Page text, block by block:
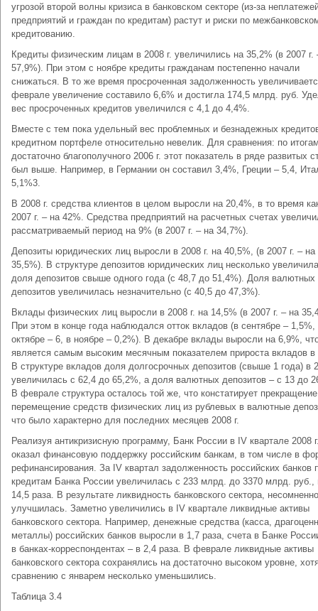
угрозой второй волны кризиса в банковском секторе (из-за
предприятий и граждан по кредитам) растут и риски по
кредитованию.
Кредиты физическим лицам в 2008 г. увеличились на 35,2% (в 2007 г.
57,9%). При этом с ноябре кредиты гражданам постепенно начали
снижаться. В то же время просроченная задолженность
феврале увеличение составило 6,6% и достигла 174,5 млрд. руб.
вес просроченных кредитов увеличился с 4,1 до 4,4%.
Вместе с тем пока удельный вес проблемных и безнадежных
кредитном портфеле относительно невелик. Для сравнения: по
достаточно благополучного 2006 г. этот показатель в ряде развитых
был выше. Например, в Германии он составил 3,4%, Греции – 5,4,
5,1%3.
В 2008 г. средства клиентов в целом выросли на 20,4%, в то время
2007 г. – на 42%. Средства предприятий на расчетных счетах
рассматриваемый период на 9% (в 2007 г. – на 34,7%).
Депозиты юридических лиц выросли в 2008 г. на 40,5%, (в 2007 г. – на
35,5%). В структуре депозитов юридических лиц несколько
доля депозитов свыше одного года (с 48,7 до 51,4%). Доля валютных
депозитов увеличилась незначительно (с 40,5 до 47,3%).
Вклады физических лиц выросли в 2008 г. на 14,5% (в 2007 г. – на
При этом в конце года наблюдался отток вкладов (в сентябре – 1,5%,
октябре – 6, в ноябре – 0,2%). В декабре вклады выросли на 6,9%,
является самым высоким месячным показателем прироста вкладов в
В структуре вкладов доля долгосрочных депозитов (свыше 1 года) в
увеличилась с 62,4 до 65,2%, а доля валютных депозитов – с 13 до
В феврале структура осталось той же, что констатирует прекращение
перемещение средств физических лиц из рублевых в валютные
что было характерно для последних месяцев 2008 г.
Реализуя антикризисную программу, Банк России в IV квартале 2008
оказал финансовую поддержку российским банкам, в том числе в
рефинансирования. За IV квартал задолженность российских банков
кредитам Банка России увеличилась с 233 млрд. до 3370 млрд. руб.,
14,5 раза. В результате ликвидность банковского сектора,
улучшилась. Заметно увеличились в IV квартале ликвидные активы
банковского сектора. Например, денежные средства (касса,
металлы) российских банков выросли в 1,7 раза, счета в Банке
в банках-корреспондентах – в 2,4 раза. В феврале ликвидные активы
банковского сектора сохранялись на достаточно высоком уровне,
сравнению с январем несколько уменьшились.
Таблица 3.4